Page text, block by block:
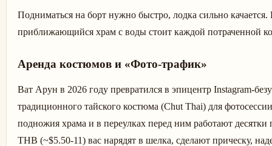
Подниматься на борт нужно быстро, лодка сильно
приближающийся храм с воды стоит каждой потраченной
Аренда костюмов и «Фото-трафик»
Ват Арун в 2026 году превратился в эпицентр Instagram-
традиционного тайского костюма (Chut Thai) для
подножия храма и в переулках перед ним работают десятки
THB (~$5.50-11) вас нарядят в шелка, сделают прическу,